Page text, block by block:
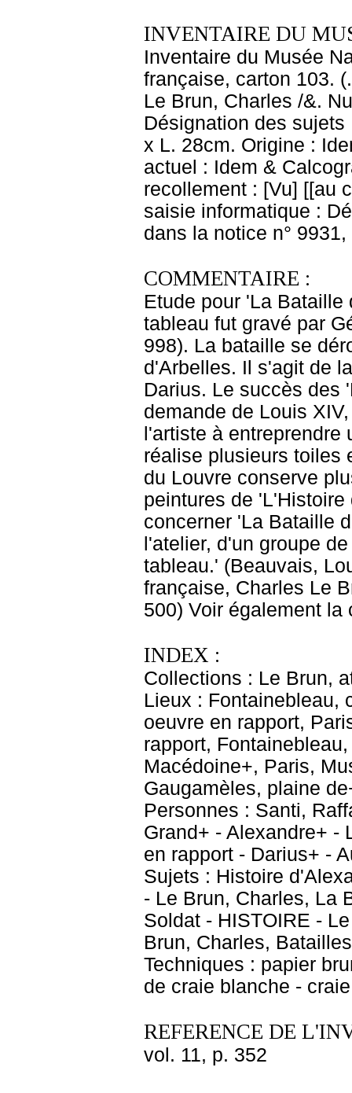
INVENTAIRE DU
Inventaire du Musée
française, carton 103.
Le Brun, Charles /&.
Désignation des
x L. 28cm. Origine :
actuel : Idem &
recollement : [Vu] [[au
saisie informatique :
dans la notice n°
COMMENTAIRE :
Etude pour 'La Bataille
tableau fut gravé par
998). La bataille se
d'Arbelles. Il s'agit de
Darius. Le succès des
demande de Louis
l'artiste à
réalise plusieurs toiles
du Louvre conserve
peintures de
concerner 'La Bataille
l'atelier, d'un groupe
tableau.' (Beauvais,
française, Charles Le
500) Voir également la
INDEX :
Collections : Le Brun,
Lieux : Fontainebleau,
oeuvre en rapport,
rapport,
Macédoine+, Paris,
Gaugamèles, plaine
Personnes : Santi,
Grand+ - Alexandre+ -
en rapport - Darius+ -
Sujets : Histoire
- Le Brun, Charles, La
Soldat - HISTOIRE -
Brun, Charles,
Techniques : papier
de craie blanche -
REFERENCE DE
vol. 11, p. 352